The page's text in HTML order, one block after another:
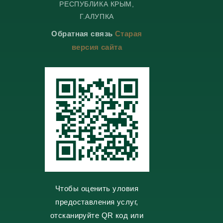
e
m
e
g
r
m
n
t
a
t
e
o
k
l
s
s
k
i
РЕСПУБЛИКА КРЫМ,
Г.АЛУПКА
Обратная связь Старая
версия сайта
Чтобы оценить уловия
предоставления услуг,
отсканируйте QR код или